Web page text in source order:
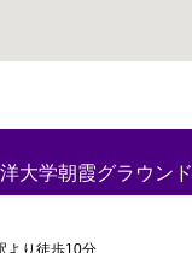
大学朝霞グラウンド